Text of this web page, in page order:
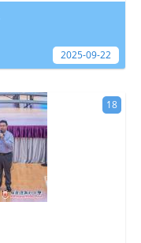
2025-09-22
18